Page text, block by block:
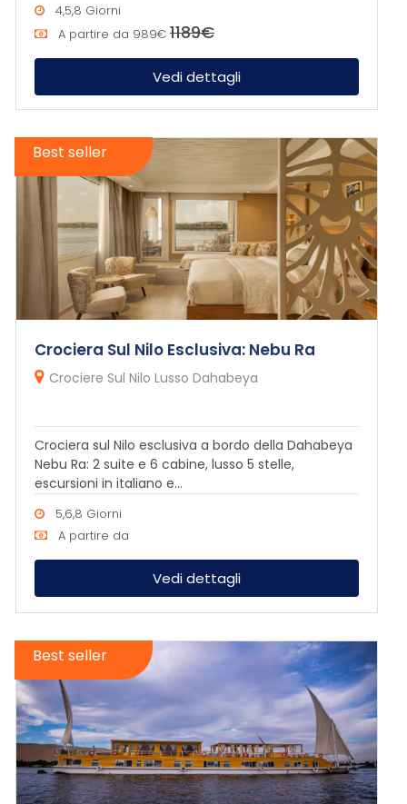
4,5,8 Giorni
A partire da 989€ 1189€
Vedi dettagli
Best seller
Crociera Sul Nilo Esclusiva: Nebu Ra
Crociere Sul Nilo Lusso Dahabeya
Crociera sul Nilo esclusiva a bordo della Dahabeya
Nebu Ra: 2 suite e 6 cabine, lusso 5 stelle,
escursioni in italiano e...
5,6,8 Giorni
A partire da
Vedi dettagli
Best seller